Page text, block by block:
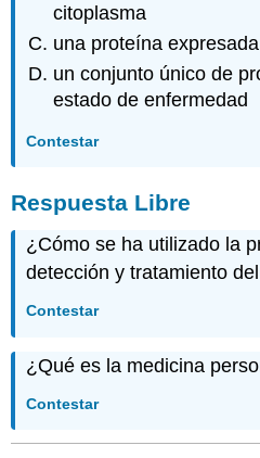
citoplasma
una proteína
un conjunto único de
estado de enfermedad
Contestar
Respuesta Libre
¿Cómo se ha utilizado la
detección y tratamiento
Contestar
¿Qué es la medicina
Contestar